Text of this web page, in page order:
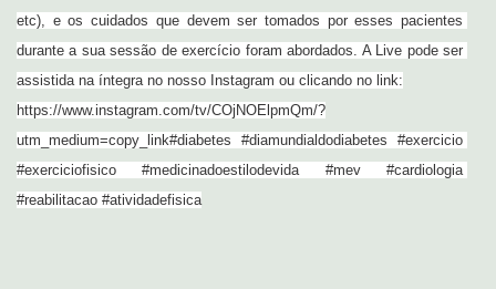
etc), e os cuidados que devem ser tomados por esses pacientes
durante a sua sessão de exercício foram abordados. A Live pode ser
assistida na íntegra no nosso Instagram ou clicando no link:
https://www.instagram.com/tv/COjNOElpmQm/?
utm_medium=copy_link#diabetes #diamundialdodiabetes #exercicio
#exerciciofisico #medicinadoestilodevida #mev #cardiologia